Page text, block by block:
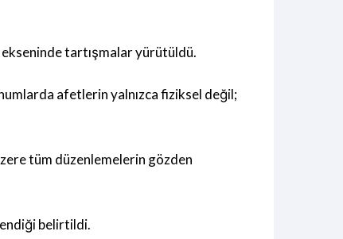
tartışmalar yürütüldü.
afetlerin yalnızca fiziksel değil;
tüm düzenlemelerin gözden
belirtildi.